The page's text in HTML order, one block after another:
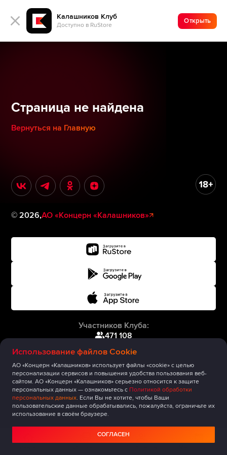
Калашников Клуб
Доступно в RuStore
Открыть
Использование файлов Cookie
АО «Концерн «Калашников» использует файлы «cookie» с целью
персонализации сервисов и повышения удобства пользования веб-
сайтом. АО «Концерн «Калашников» серьезно относится к защите
персональных данных — ознакомьтесь с Политикой обработки
персональных данных. Если Вы не хотите, чтобы Ваши
пользовательские данные обрабатывались, пожалуйста, ограничьте их
использование в своём браузере.
СОГЛАСЕН
Страница не найдена
Вернуться на Главную
©2026,АО «Концерн «Калашников»
Участников Клуба:
471 108